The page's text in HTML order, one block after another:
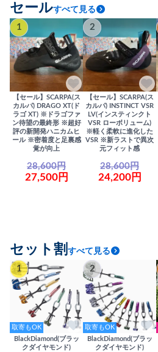
セールすべて見る
1
【セール】SCARPA(ス
カルパ) DRAGO XT(ド
ラゴ XT) ※ドラゴファ
ン待望の最終形 ※超好
評の新開発ハニカムヒ
ール ※密着度と足裏感
覚が向上
28,600円
27,500円
2
【セール】SCARPA(ス
カルパ) INSTINCT VSR
LV(インスティンクト
VSR ローボリューム)
※軽く柔軟に進化した
VSR ※新ラストで異次
元フィット感
28,600円
24,200円
セット割 すべて見る
1
取寄もOK
BlackDiamond(ブラッ
クダイヤモンド)
2
取寄もOK
BlackDiamond(ブラッ
クダイヤモンド)